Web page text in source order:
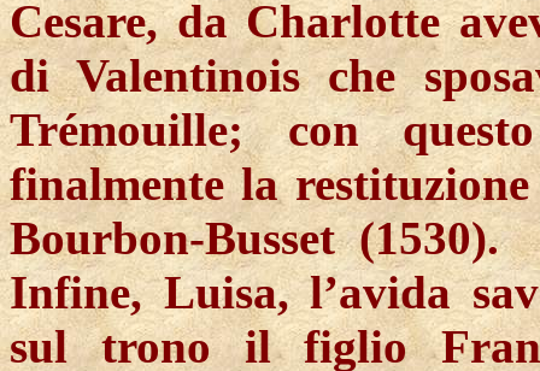
Cesare, da Charlotte
di Valentinois che
Trémouille; con
finalmente la
Bourbon-Busset (1530).
Infine, Luisa, l’avida
sul trono il figlio